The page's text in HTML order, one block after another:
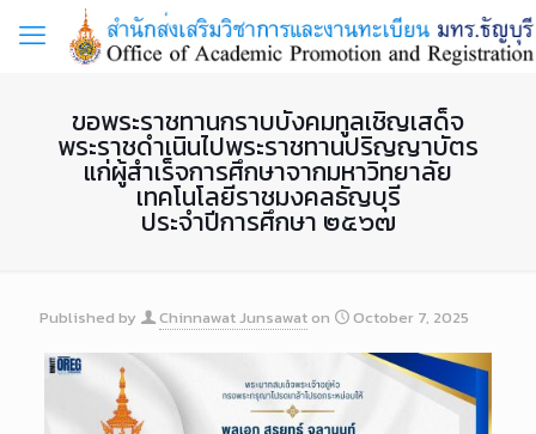
ขอพระราชทานกราบบังคมทูลเชิญเสด็จ
พระราชดำเนินไปพระราชทานปริญญาบัตร
แก่ผู้สำเร็จการศึกษาจากมหาวิทยาลัย
เทคโนโลยีราชมงคลธัญบุรี
ประจำปีการศึกษา ๒๕๖๗
Published by Chinnawat Junsawat on October 7, 2025